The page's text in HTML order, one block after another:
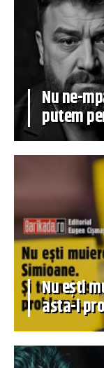
Nu ne-
putem
Nu ești
asta-i